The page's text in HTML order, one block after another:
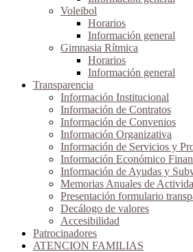
Voleibol
Horarios
Información general
Gimnasia Rítmica
Horarios
Información general
Transparencia
Información Institucional
Información de Contratos
Información de Convenios
Información Organizativa
Información de Servicios y
Información Económico
Información de Ayudas y
Memorias Anuales de
Presentación formulario
Decálogo de valores
Accesibilidad
Patrocinadores
ATENCION FAMILIAS